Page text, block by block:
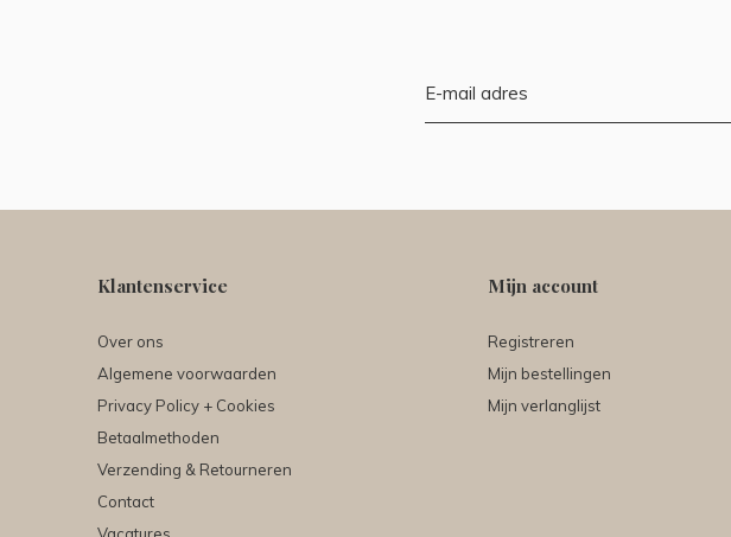
Klantenservice
Over ons
Algemene voorwaarden
Privacy Policy + Cookies
Betaalmethoden
Verzending & Retourneren
Contact
Mijn account
Registreren
Mijn bestellingen
Mijn verlanglijst